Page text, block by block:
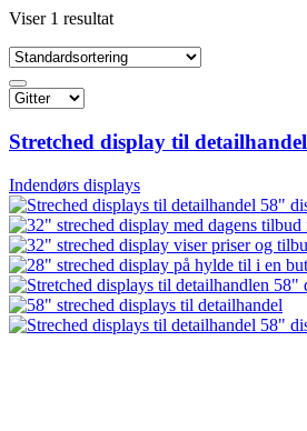
Viser 1 resultat
Stretched display til detailhandel
Indendørs displays